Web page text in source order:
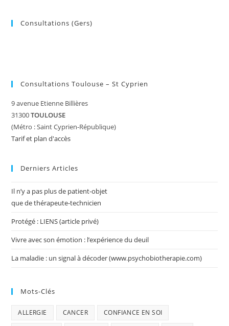
Consultations (Gers)
Consultations Toulouse – St Cyprien
9 avenue Etienne Billières
31300TOULOUSE
(Métro : Saint Cyprien-République)
Tarif et plan d'accès
Derniers Articles
Il n’y a pas plus de patient-objet
que de thérapeute-technicien
Protégé : LIENS (article privé)
Vivre avec son émotion : l’expérience du deuil
La maladie : un signal à décoder (www.psychobiotherapie.com)
Mots-Clés
ALLERGIE CANCER CONFIANCE EN SOI